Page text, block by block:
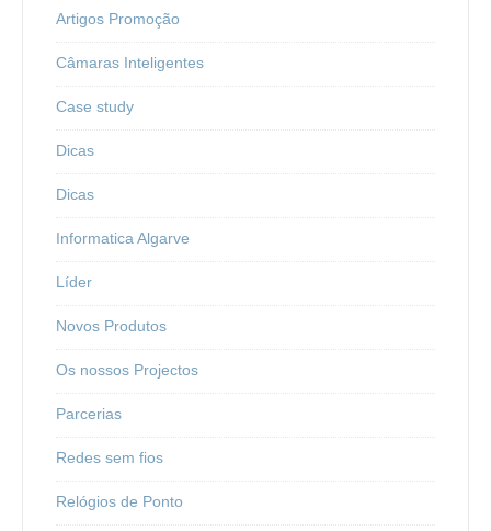
Artigos Promoção
Câmaras Inteligentes
Case study
Dicas
Dicas
Informatica Algarve
Líder
Novos Produtos
Os nossos Projectos
Parcerias
Redes sem fios
Relógios de Ponto